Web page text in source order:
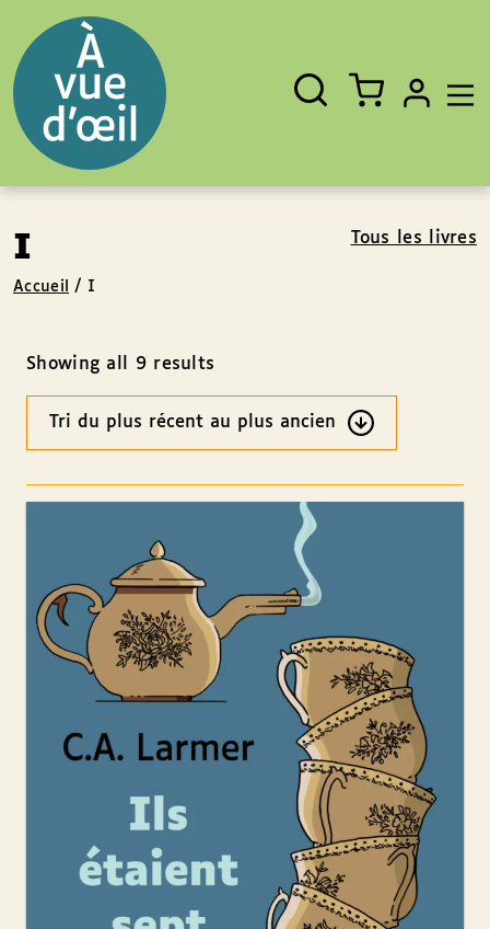
Fermer
Rechercher
un
livre,
un
auteur,
un
EAN
I Tous les livres
Accueil / I
Showing all 9 results
Ordre